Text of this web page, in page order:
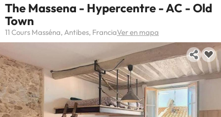
The Massena - Hypercentre - AC - Old
Town
11 Cours Masséna, Antibes, FranciaVer en mapa